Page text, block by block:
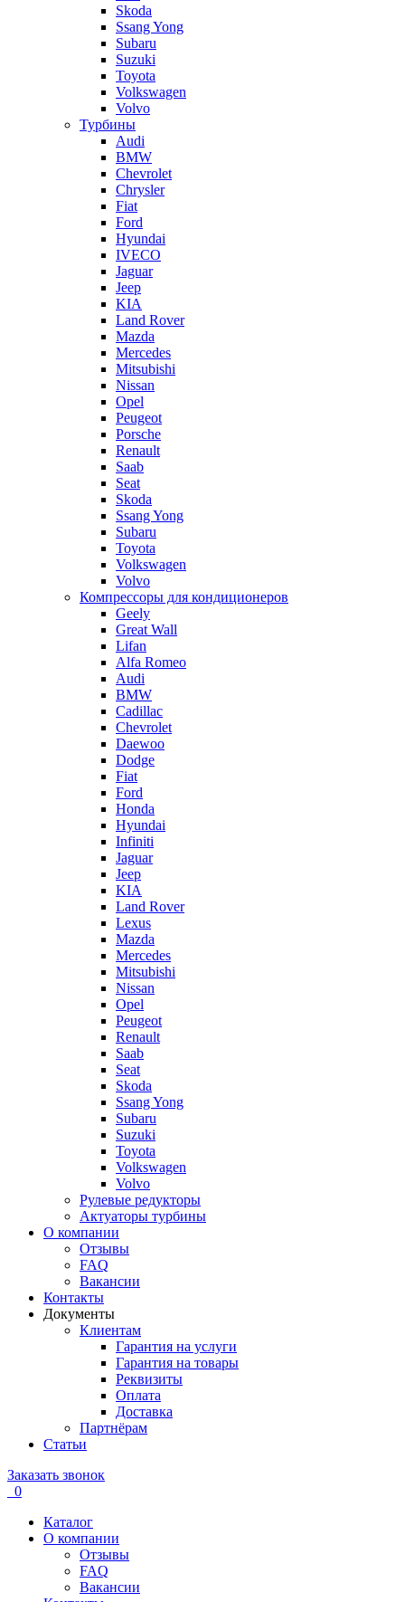
Skoda
Ssang Yong
Subaru
Suzuki
Toyota
Volkswagen
Volvo
Турбины
Audi
BMW
Chevrolet
Chrysler
Fiat
Ford
Hyundai
IVECO
Jaguar
Jeep
KIA
Land Rover
Mazda
Mercedes
Mitsubishi
Nissan
Opel
Peugeot
Porsche
Renault
Saab
Seat
Skoda
Ssang Yong
Subaru
Toyota
Volkswagen
Volvo
Компрессоры для кондиционеров
Geely
Great Wall
Lifan
Alfa Romeo
Audi
BMW
Cadillac
Chevrolet
Daewoo
Dodge
Fiat
Ford
Honda
Hyundai
Infiniti
Jaguar
Jeep
KIA
Land Rover
Lexus
Mazda
Mercedes
Mitsubishi
Nissan
Opel
Peugeot
Renault
Saab
Seat
Skoda
Ssang Yong
Subaru
Suzuki
Toyota
Volkswagen
Volvo
Рулевые редукторы
Актуаторы турбины
О компании
Отзывы
FAQ
Вакансии
Контакты
Документы
Клиентам
Гарантия на услуги
Гарантия на товары
Реквизиты
Оплата
Доставка
Партнёрам
Статьи
Заказать звонок
0
Каталог
О компании
Отзывы
FAQ
Вакансии